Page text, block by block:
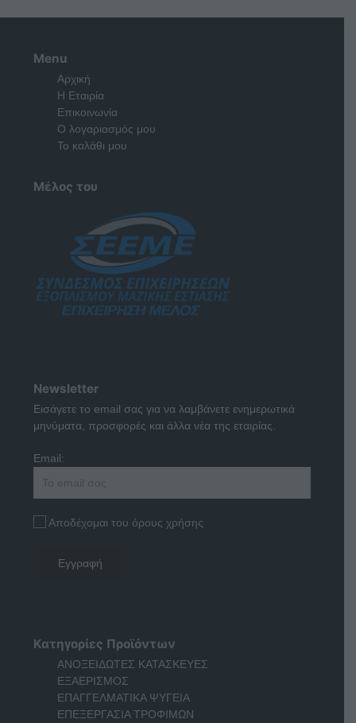
Menu
Αρχική
Η Εταιρία
Επικοινωνία
Ο λογαριασμός μου
Το καλάθι μου
Μέλος του
Newsletter
Εισάγετε το email σας για να λαμβάνετε ενημερωτικά
μηνύματα, προσφορές και άλλα νέα της εταιρίας.
Email:
Αποδέχομαι του όρους χρήσης
Κατηγορίες Προϊόντων
ΑΝΟΞΕΙΔΩΤΕΣ ΚΑΤΑΣΚΕΥΕΣ
ΕΞΑΕΡΙΣΜΟΣ
ΕΠΑΓΓΕΛΜΑΤΙΚΑ ΨΥΓΕΙΑ
ΕΠΕΞΕΡΓΑΣΙΑ ΤΡΟΦΙΜΩΝ